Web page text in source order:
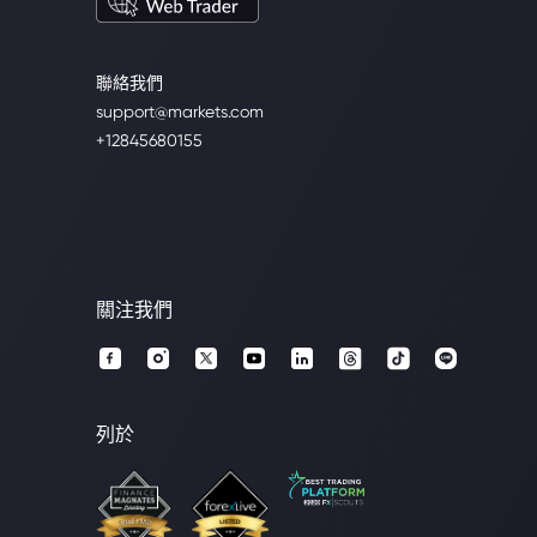
聯絡我們
support@markets.com
+12845680155
關注我們
列於